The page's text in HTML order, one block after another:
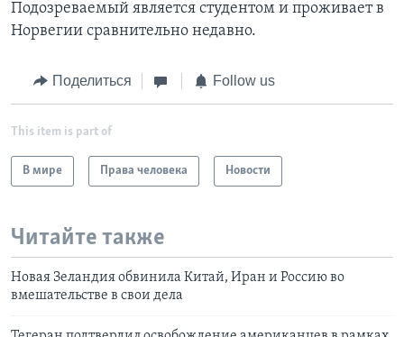
Подозреваемый является студентом и проживает в
Норвегии сравнительно недавно.
Поделиться Follow us
This item is part of
В мире Права человека Новости
Читайте также
Новая Зеландия обвинила Китай, Иран и Россию во
вмешательстве в свои дела